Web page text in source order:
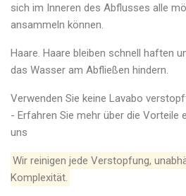
sich im Inneren des Abflusses alle
ansammeln können.
Haare. Haare bleiben schnell haften
das Wasser am Abfließen hindern.
Verwenden Sie keine Lavabo
- Erfahren Sie mehr über die Vorteile
uns
Wir reinigen jede Verstopfung,
Komplexität.